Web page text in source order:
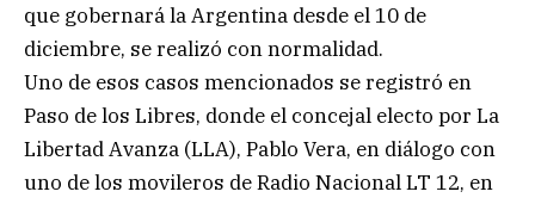
que gobernará la Argentina desde el 10 de
diciembre, se realizó con normalidad.
Uno de esos casos mencionados se registró en
Paso de los Libres, donde el concejal electo por La
Libertad Avanza (LLA), Pablo Vera, en diálogo con
uno de los movileros de Radio Nacional LT 12, en